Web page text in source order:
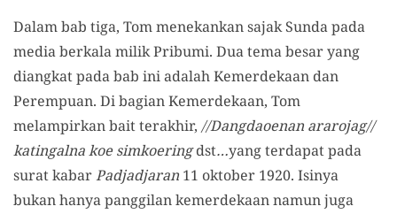
Dalam bab tiga, Tom menekankan sajak Sunda pada
media berkala milik Pribumi. Dua tema besar yang
diangkat pada bab ini adalah Kemerdekaan dan
Perempuan. Di bagian Kemerdekaan, Tom
melampirkan bait terakhir, //Dangdaoenan ararojag//
katingalna koe simkoeringdst…yang terdapat pada
surat kabarPadjadjaran 11 oktober 1920. Isinya
bukan hanya panggilan kemerdekaan namun juga